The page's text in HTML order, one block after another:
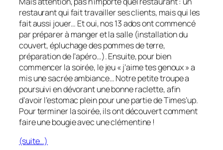
restaurant qui fait travailler ses clients, mais qui les
fait aussi jouer… Et oui, nos 13 ados ont commencé
par préparer à manger et la salle (installation du
couvert, épluchage des pommes de terre,
préparation de l’apéro…). Ensuite, pour bien
commencer la soirée, le jeu « j’aime tes genoux » a
mis une sacrée ambiance… Notre petite troupe a
poursuivi en dévorant une bonne raclette, afin
d’avoir l’estomac plein pour une partie de Times’up.
Pour terminer la soirée, ils ont découvert comment
faire une bougie avec une clémentine !
(suite…)